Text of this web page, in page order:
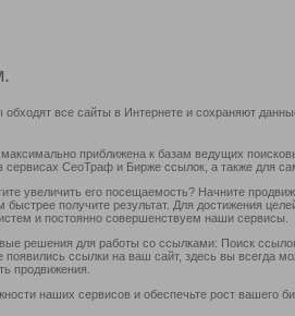
все сайты в Интернете и сохраняют
приближена к базам ведущих
сервисах СеоТраф и Бирже ссылок, а также для
увеличить его посещаемость? Начните
быстрее получите результат. Для достижения
и постоянно совершенствуем наши сервисы.
решения для работы со ссылками: Поиск
появились ссылки на ваш сайт, здесь вы всегда
продвижения.
наших сервисов и обеспечьте рост вашего